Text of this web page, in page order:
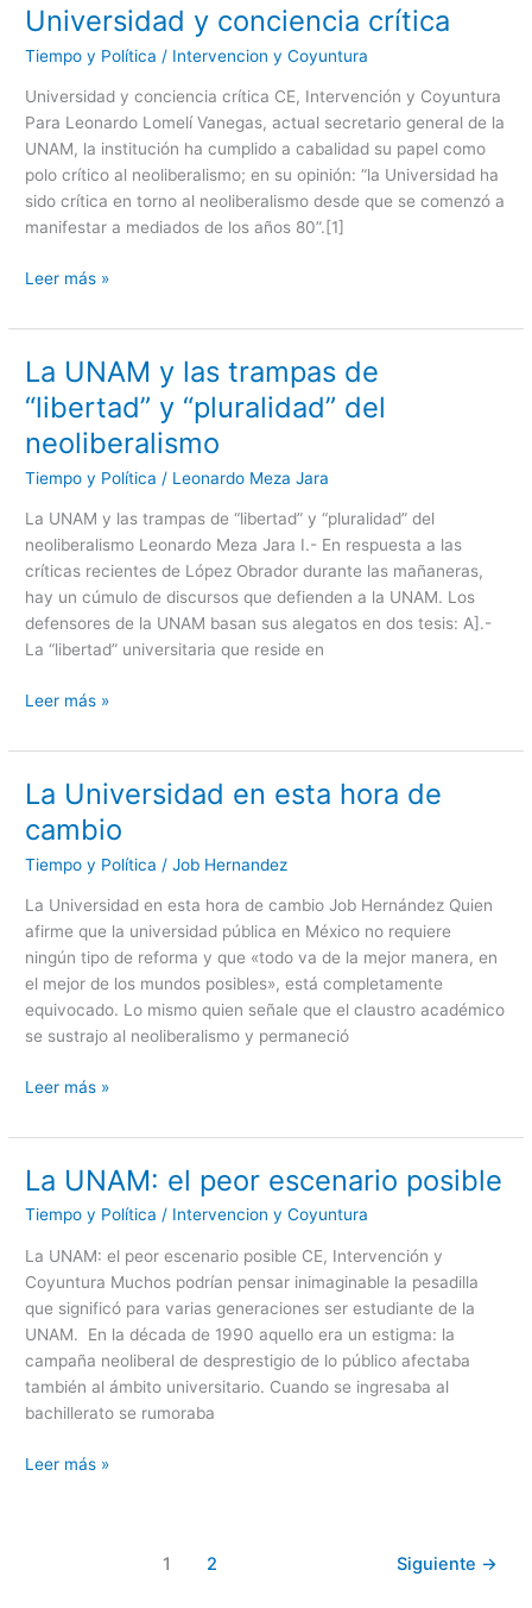
Universidad y conciencia crítica
Tiempo y Política / Intervencion y Coyuntura
Universidad y conciencia crítica CE, Intervención y Coyuntura
Para Leonardo Lomelí Vanegas, actual secretario general de la
UNAM, la institución ha cumplido a cabalidad su papel como
polo crítico al neoliberalismo; en su opinión: “la Universidad ha
sido crítica en torno al neoliberalismo desde que se comenzó a
manifestar a mediados de los años 80”.[1]
Universidad
conciencia
crítica
Leer más »
La UNAM y las trampas de
“libertad” y “pluralidad” del
neoliberalismo
Tiempo y Política / Leonardo Meza Jara
La UNAM y las trampas de “libertad” y “pluralidad” del
neoliberalismo Leonardo Meza Jara I.- En respuesta a las
críticas recientes de López Obrador durante las mañaneras,
hay un cúmulo de discursos que defienden a la UNAM. Los
defensores de la UNAM basan sus alegatos en dos tesis: A].-
La “libertad” universitaria que reside en
La
UNAM
las
trampas
“libertad”
y
“pluralidad”
del
neoliberalismo
Leer más »
La Universidad en esta hora de
cambio
Tiempo y Política /Job Hernandez
La Universidad en esta hora de cambio Job Hernández Quien
afirme que la universidad pública en México no requiere
ningún tipo de reforma y que «todo va de la mejor manera, en
el mejor de los mundos posibles», está completamente
equivocado. Lo mismo quien señale que el claustro académico
se sustrajo al neoliberalismo y permaneció
La
Universidad
en
esta
Leer más »
La UNAM: el peor escenario posible
Tiempo y Política / Intervencion y Coyuntura
La UNAM: el peor escenario posible CE, Intervención y
Coyuntura Muchos podrían pensar inimaginable la pesadilla
que significó para varias generaciones ser estudiante de la
UNAM. En la década de 1990 aquello era un estigma: la
campaña neoliberal de desprestigio de lo público afectaba
también al ámbito universitario. Cuando se ingresaba al
bachillerato se rumoraba
La
peor
escenario
posible
Leer más »
1 2 Siguiente →